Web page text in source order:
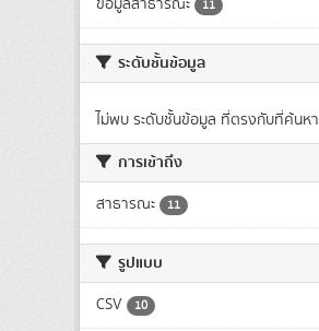
ข้อมูลสาธารณะ 11
ระดับชั้นข้อมูล
ไม่พบ ระดับชั้นข้อมูล ที่ตรงกับที่ค้นหา
การเข้าถึง
สาธารณะ 11
รูปแบบ
CSV 10